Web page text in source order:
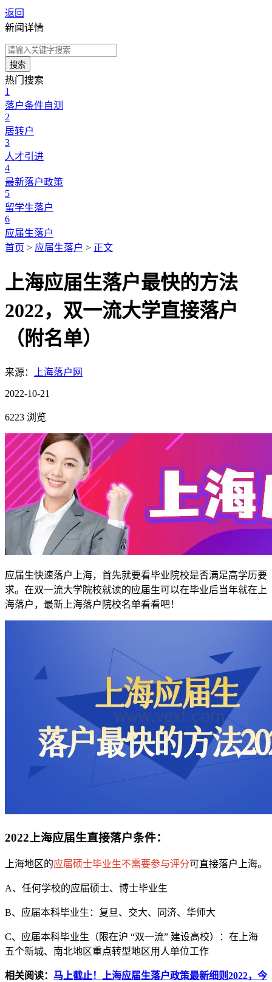
返回
新闻详情
搜索
热门搜索
1
落户条件自测
2
居转户
3
人才引进
4
最新落户政策
5
留学生落户
6
应届生落户
首页 > 应届生落户 > 正文
上海应届生落户最快的方法
2022，双一流大学直接落户
（附名单）
来源： 上海落户网
2022-10-21
6223 浏览
应届生快速落户上海，首先就要看毕业院校是否满足高学历要
求。在双一流大学院校就读的应届生可以在毕业后当年就在上
海落户，最新上海落户院校名单看看吧！
2022上海应届生直接落户条件：
上海地区的应届硕士毕业生不需要参与评分可直接落户上海。
A、任何学校的应届硕士、博士毕业生
B、应届本科毕业生：复旦、交大、同济、华师大
C、应届本科毕业生（限在沪 “双一流” 建设高校）：在上海
五个新城、南北地区重点转型地区用人单位工作
相关阅读： 马上截止！上海应届生落户政策最新细则2022，今